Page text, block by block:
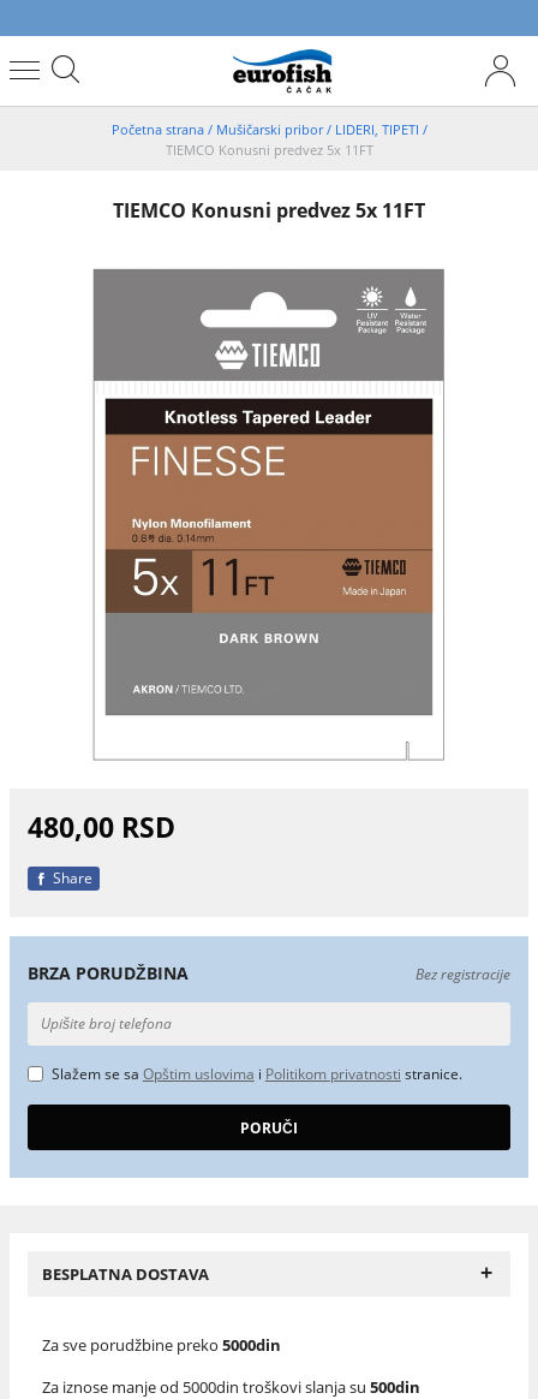
Početna strana / Mušičarski pribor/ LIDERI, TIPETI /
TIEMCO Konusni predvez 5x 11FT
TIEMCO Konusni predvez 5x 11FT
480,00 RSD
Share
BRZA PORUDŽBINA Bez registracije
Slažem se sa Opštim uslovima i Politikom privatnosti stranice.
BESPLATNA DOSTAVA +
Za sve porudžbine preko 5000din
Za iznose manje od 5000din troškovi slanja su 500din